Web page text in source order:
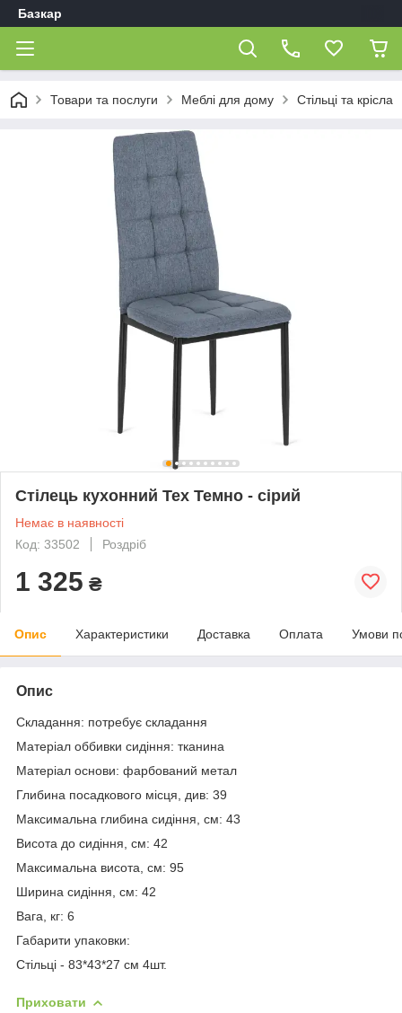
Базкар
Товари та послуги Меблі для дому Стільці та крісла
Стілець кухонний Tex Темно - сірий
Немає в наявності
Код: 33502
Роздріб
1 325 ₴
Опис Характеристики Доставка Оплата Умови
Опис
Складання: потребує складання
Матеріал оббивки сидіння: тканина
Матеріал основи: фарбований метал
Глибина посадкового місця, див: 39
Максимальна глибина сидіння, см: 43
Висота до сидіння, см: 42
Максимальна висота, см: 95
Ширина сидіння, см: 42
Вага, кг: 6
Габарити упаковки:
Стільці - 83*43*27 см 4шт.
Приховати